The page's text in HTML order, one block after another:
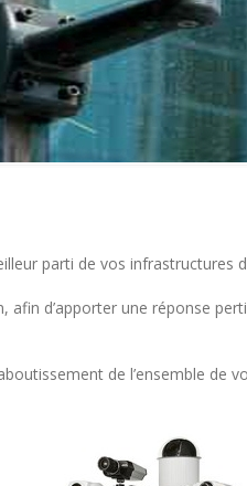
parti de vos infrastructures
afin d’apporter une réponse
de l’ensemble de